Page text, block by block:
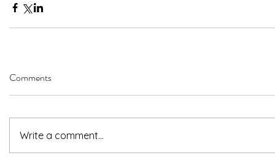
Comments
Write a comment...